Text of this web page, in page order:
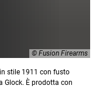
© Fusion Firearms
stile 1911 con fusto
Glock. È prodotta con